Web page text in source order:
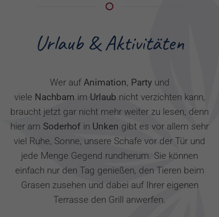
Urlaub & Aktivitäten
Wer aufAnimation, Partyund
viele Nachbarn im Urlaub nicht verzichten kann,
braucht jetzt gar nicht mehr weiter zu lesen, denn
hier am Soderhof in Unken gibt es vor allem sehr
viel Ruhe, Sonne, unsere Schafe vor der Tür und
jede Menge Gegend rundherum. Sie können
einfach nur den Tag genießen, den Tieren beim
Grasen zusehen und dabei auf Ihrer eigenen
Terrasse den Grill anwerfen.